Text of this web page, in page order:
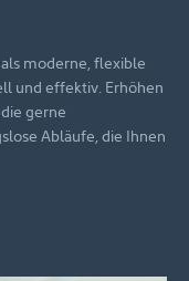
moderne, flexible
und effektiv. Erhöhen
gerne
Abläufe, die Ihnen